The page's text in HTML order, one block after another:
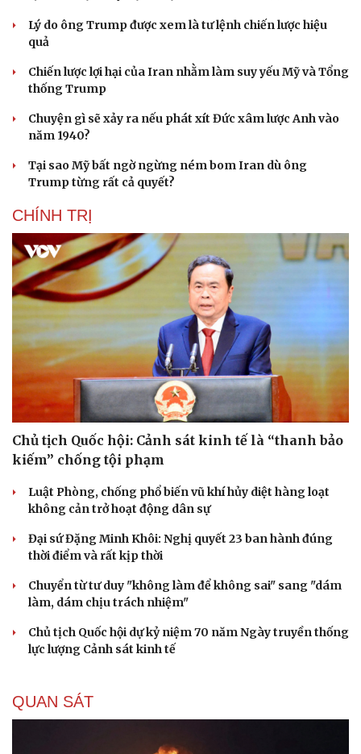
Lý do ông Trump được xem là tư lệnh chiến lược hiệu
quả
Chiến lược lợi hại của Iran nhằm làm suy yếu Mỹ và Tổng
thống Trump
Chuyện gì sẽ xảy ra nếu phát xít Đức xâm lược Anh vào
năm 1940?
Tại sao Mỹ bất ngờ ngừng ném bom Iran dù ông
Trump từng rất cả quyết?
CHÍNH TRỊ
Chủ tịch Quốc hội: Cảnh sát kinh tế là “thanh bảo
kiếm” chống tội phạm
Luật Phòng, chống phổ biến vũ khí hủy diệt hàng loạt
không cản trở hoạt động dân sự
Đại sứ Đặng Minh Khôi: Nghị quyết 23 ban hành đúng
thời điểm và rất kịp thời
Chuyển từ tư duy "không làm để không sai" sang "dám
làm, dám chịu trách nhiệm"
Chủ tịch Quốc hội dự kỷ niệm 70 năm Ngày truyền thống
lực lượng Cảnh sát kinh tế
QUAN SÁT